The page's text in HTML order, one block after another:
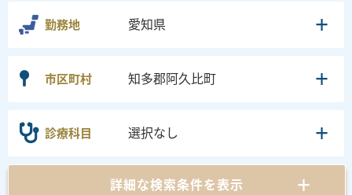
勤務地 愛知県
市区町村 知多郡阿久比町
診療科目 選択なし
詳細な検索条件を表示